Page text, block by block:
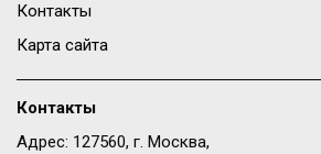
Контакты
Карта сайта
Контакты
Адрес: 127560, г. Москва,